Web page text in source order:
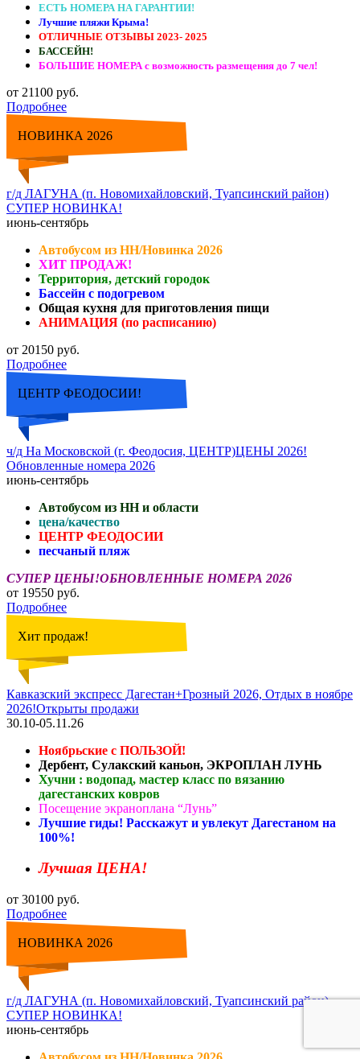
ЕСТЬ НОМЕРА НА ГАРАНТИИ!
Лучшие пляжи Крыма!
ОТЛИЧНЫЕ ОТЗЫВЫ 2023- 2025
БАССЕЙН!
БОЛЬШИЕ НОМЕРА с возможность размещения до 7 чел!
от 21100 руб.
Подробнее
НОВИНКА 2026
г/д ЛАГУНА (п. Новомихайловский, Туапсинский район)
СУПЕР НОВИНКА!
июнь-сентябрь
Автобусом из НН/Новинка 2026
ХИТ ПРОДАЖ!
Территория, детский городок
Бассейн с подогревом
Общая кухня для приготовления пищи
АНИМАЦИЯ (по расписанию)
от 20150 руб.
Подробнее
ЦЕНТР ФЕОДОСИИ!
ч/д На Московской (г. Феодосия, ЦЕНТР)ЦЕНЫ 2026!
Обновленные номера 2026
июнь-сентябрь
Автобусом из НН и области
цена/качество
ЦЕНТР ФЕОДОСИИ
песчаный пляж
СУПЕР ЦЕНЫ!ОБНОВЛЕННЫЕ НОМЕРА 2026
от 19550 руб.
Подробнее
Хит продаж!
Кавказский экспресс Дагестан+Грозный 2026, Отдых в ноябре
2026!Открыты продажи
30.10-05.11.26
Ноябрьские с ПОЛЬЗОЙ!
Дербент, Сулакский каньон, ЭКРОПЛАН ЛУНЬ
Хучни : водопад, мастер класс по вязанию
дагестанских ковров
Посещение экраноплана “Лунь”
Лучшие гиды! Расскажут и увлекут Дагестаном на
100%!
Лучшая ЦЕНА!
от 30100 руб.
Подробнее
НОВИНКА 2026
г/д ЛАГУНА (п. Новомихайловский, Туапсинский район)
СУПЕР НОВИНКА!
июнь-сентябрь